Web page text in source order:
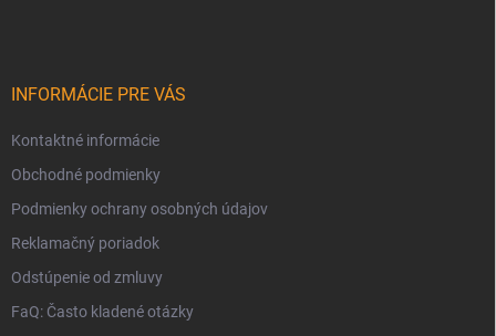
INFORMÁCIE PRE VÁS
Kontaktné informácie
Obchodné podmienky
Podmienky ochrany osobných údajov
Reklamačný poriadok
Odstúpenie od zmluvy
FaQ: Často kladené otázky